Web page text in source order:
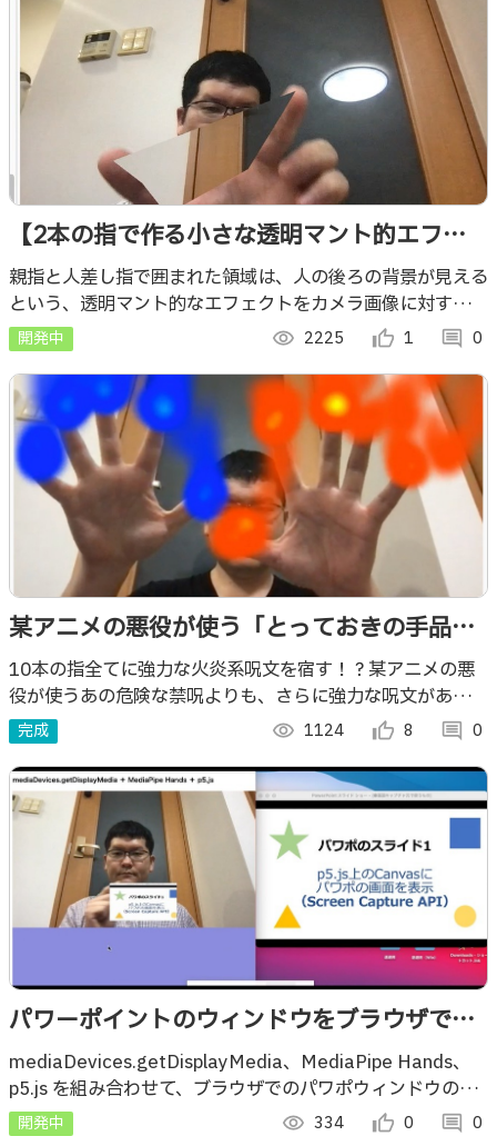
【2本の指で作る小さな透明マント的エフェ
クト】p5.js と MediaPipe Hands で実装
親指と人差し指で囲まれた領域は、人の後ろの背景が見える
という、透明マント的なエフェクトをカメラ画像に対する機
械学習処理と描画ライブラリによる描画で実装してみました
開発中 visibility 2225 thumb_up_alt 1 comment 0
某アニメの悪役が使う「とっておきの手品」
っぽい禁呪が使える（かもしれない）Webア
プリ V3
10本の指全てに強力な火炎系呪文を宿す！？某アニメの悪
役が使うあの危険な禁呪よりも、さらに強力な呪文があなた
の手に... このWebアプリがあれば、あなたも大魔道士に！
（シリーズのバージョン3）
完成 visibility 1124 thumb_up_alt 8 comment 0
パワーポイントのウィンドウをブラウザで取
り込んで手の動きなどで操る
mediaDevices.getDisplayMedia、MediaPipe Hands、
p5.js を組み合わせて、ブラウザでのパワポウィンドウのキ
ャプチャしたり、手の動きで大きさ・位置を変えたり
開発中 visibility 334 thumb_up_alt 0 comment 0